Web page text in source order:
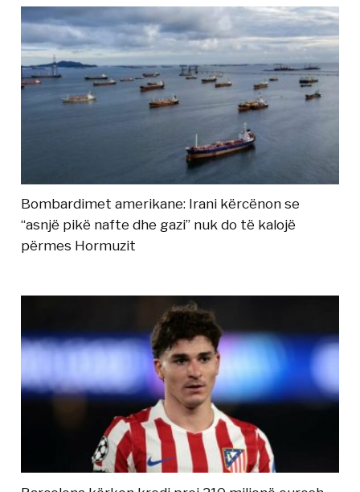
Bombardimet amerikane: Irani kërcënon se
“asnjë pikë nafte dhe gazi” nuk do të kalojë
përmes Hormuzit